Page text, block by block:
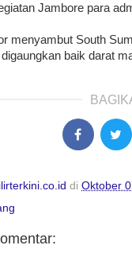
Jambore para
menyambut South
baik darat
di Oktober